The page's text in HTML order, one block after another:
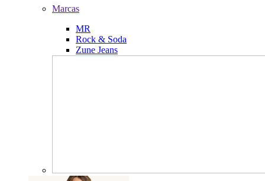
Marcas
MR
Rock & Soda
Zune Jeans